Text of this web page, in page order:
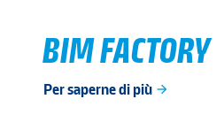
BIM FACTORY
Per saperne di più arrow_forward